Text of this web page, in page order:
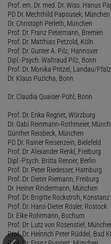
Prof. em. Dr. med. Dr. Wiss. Hanus
PD Dr. Mechthild Papousek, München
Dr. Christoph Perleth, München
Prof. Dr. Franz Petermann, Bremen
Prof. Dr. Matthias Petzold, Köln
Prof. Dr. Gunter A. Pilz, Hannover
Dipl.-Psych. Waltraud Pilz, Bonn
Prof. Dr. Monika Pritzel, Landau/Pfalz
Dr. Klaus Puzicha, Bonn
Dr. Claudia Quaiser-Pohl, Bonn
Prof. Dr. Erika Regnet, Würzburg
Dr. Gabi Reinmann-Rothmeier,
Günther Reisbeck, München
PD Dr. Rainer Reisenzein, Bielefeld
Prof. Dr. Alexander Renkl, Freiburg
Dipl.-Psych. Britta Renner, Berlin
Prof. Dr. Peter Riedesser, Hamburg
Prof. Dr. Dieter Riemann, Freiburg
Dr. Heiner Rindermann, München
Prof. Dr. Brigitte Rockstroh, Konstanz
Prof. Dr. Hans-Dieter Rösler, Rostock
Dr. Elke Rohrmann, Bochum
Prof. Dr. Lutz von Rosenstiel,
Prof. Dr. Heinrich Peter Rüddel, Bad